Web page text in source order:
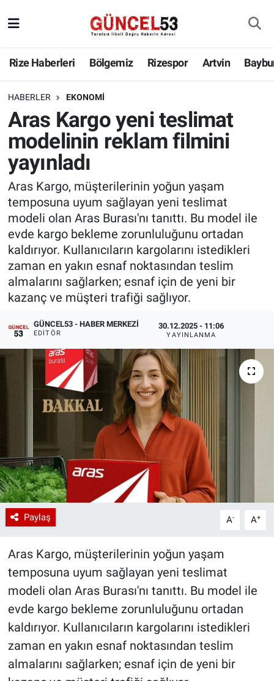
Rize Haberleri Bölgemiz Rizespor Artvin
HABERLER EKONOMI
Aras Kargo yeni teslimat
modelinin reklam filmini
yayınladı
Aras Kargo, müşterilerinin yoğun yaşam
temposuna uyum sağlayan yeni teslimat
modeli olan Aras Burası'nı tanıttı. Bu model ile
evde kargo bekleme zorunluluğunu ortadan
kaldırıyor. Kullanıcıların kargolarını istedikleri
zaman en yakın esnaf noktasından teslim
almalarını sağlarken; esnaf için de yeni bir
kazanç ve müşteri trafiği sağlıyor.
GÜNCEL53 - HABER MERKEZI
EDITÖR
30.12.2025 - 11:06
YAYINLANMA
Paylaş A- A+
Aras Kargo, müşterilerinin yoğun yaşam
temposuna uyum sağlayan yeni teslimat
modeli olan Aras Burası'nı tanıttı. Bu model ile
evde kargo bekleme zorunluluğunu ortadan
kaldırıyor. Kullanıcıların kargolarını istedikleri
zaman en yakın esnaf noktasından teslim
almalarını sağlarken; esnaf için de yeni bir